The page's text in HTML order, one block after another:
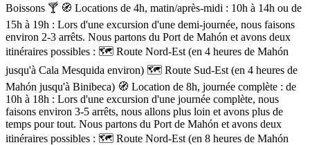
Boissons 🍸 🧭 Locations de 4h, matin/après-midi : 10h à 14h ou de
15h à 19h : Lors d'une excursion d'une demi-journée, nous faisons
environ 2-3 arrêts. Nous partons du Port de Mahón et avons deux
itinéraires possibles : 🗺️ Route Nord-Est (en 4 heures de Mahón
jusqu'à Cala Mesquida environ) 🗺️ Route Sud-Est (en 4 heures de
Mahón jusqu'à Binibeca) 🧭 Location de 8h, journée complète : de
10h à 18h : Lors d'une excursion d'une journée complète, nous
faisons environ 3-5 arrêts, nous allons plus loin et avons plus de
temps pour tout. Nous partons du Port de Mahón et avons deux
itinéraires possibles : 🗺️ Route Nord-Est (en 8 heures de Mahón